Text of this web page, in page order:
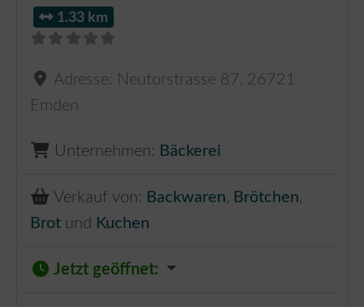
1.33 km
Adresse: Neutorstrasse 87 , 26721
Emden
Unternehmen: Bäckerei
Verkauf von: Backwaren, Brötchen,
Brot und Kuchen
Jetzt geöffnet: